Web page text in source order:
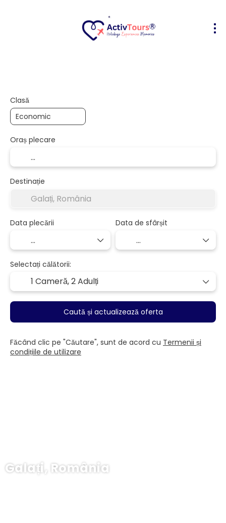
Galați, România
Clasă
Oraș plecare
Destinație
Data plecării Data de sfârșit
Selectați călătorii:
1 Cameră,2 Adulți
Caută și actualizează oferta
Făcând clic pe "Căutare", sunt de acord cu Termenii și
condițiile de utilizare